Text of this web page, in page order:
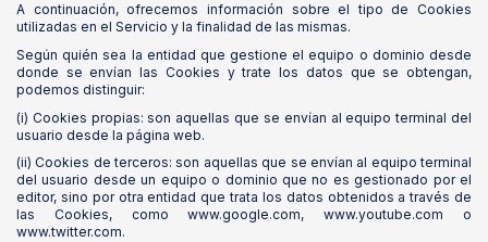
A continuación, ofrecemos información sobre el tipo de Cookies
utilizadas en el Servicio y la finalidad de las mismas.
Según quién sea la entidad que gestione el equipo o dominio desde
donde se envían las Cookies y trate los datos que se obtengan,
podemos distinguir:
(i) Cookies propias: son aquellas que se envían al equipo terminal del
usuario desde la página web.
(ii) Cookies de terceros: son aquellas que se envían al equipo terminal
del usuario desde un equipo o dominio que no es gestionado por el
editor, sino por otra entidad que trata los datos obtenidos a través de
las Cookies, como www.google.com, www.youtube.com o
www.twitter.com.